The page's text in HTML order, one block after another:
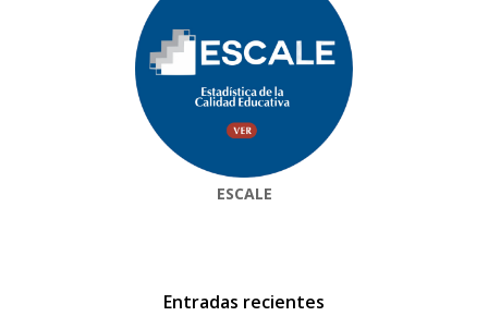
ESCALE
Entradas recientes